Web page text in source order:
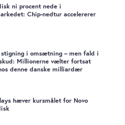
ni procent nede i
Chip-nedtur accelererer
i omsætning – men fald i
Millionerne vælter fortsat
denne danske milliardær
hæver kursmålet for Novo